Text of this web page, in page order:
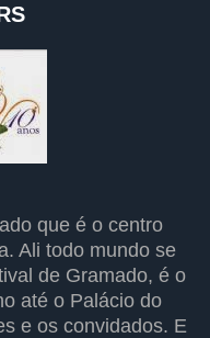
que é o centro
Ali todo mundo se
de Gramado, é o
até o Palácio do
e os convidados. E